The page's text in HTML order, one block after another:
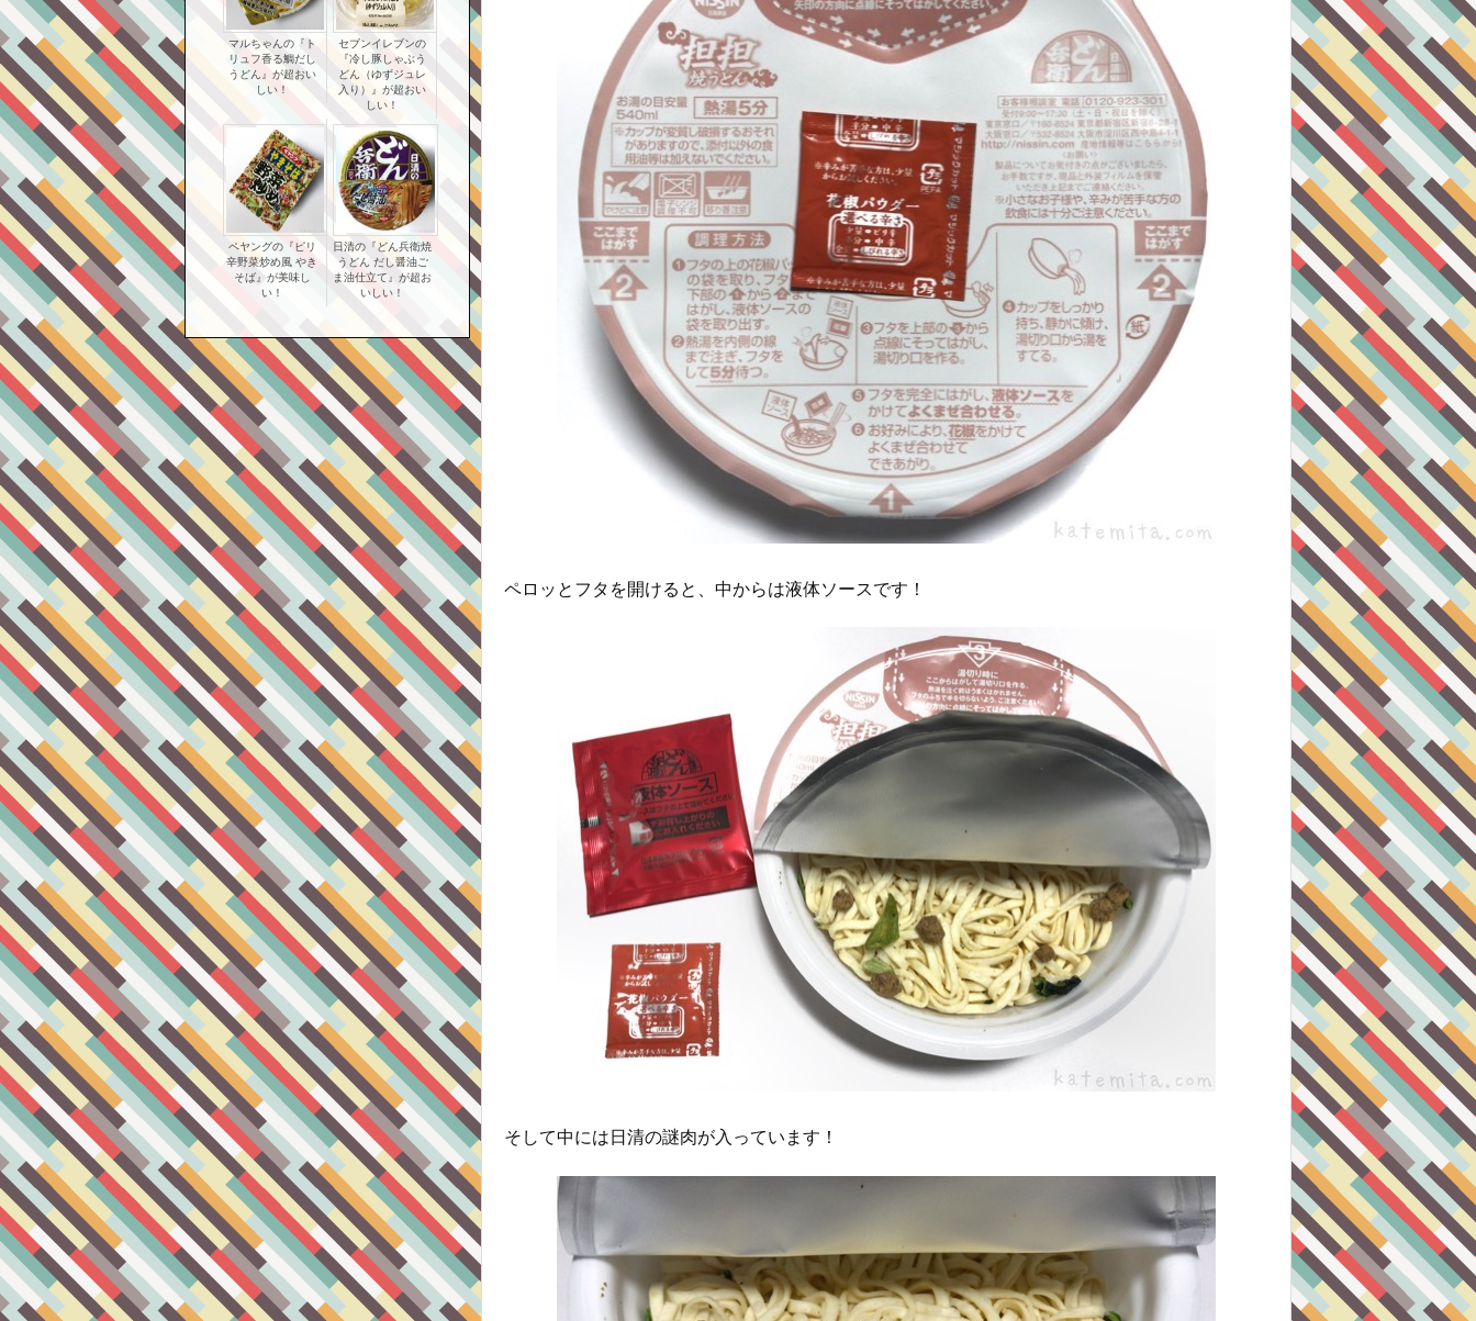
ペロッとフタを開けると、中からは液体ソースです！
そして中には日清の謎肉が入っています！
マルちゃんの『ト
リュフ香る鯛だし
うどん』が超おい
しい！
セブンイレブンの
『冷し豚しゃぶう
どん（ゆずジュレ
入り）』が超おい
しい！
ペヤングの『ピリ
辛野菜炒め風 やき
そば』が美味し
い！
日清の『どん兵衛焼
うどん だし醤油ご
ま油仕立て』が超お
いしい！